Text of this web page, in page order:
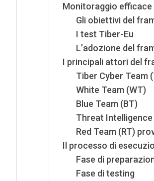
Monitoraggio efficace
Gli obiettivi del
I test Tiber-Eu
L’adozione del
I principali attori del
Tiber Cyber Team
White Team (WT)
Blue Team (BT)
Threat
Red Team (RT)
Il processo di
Fase di
Fase di testing